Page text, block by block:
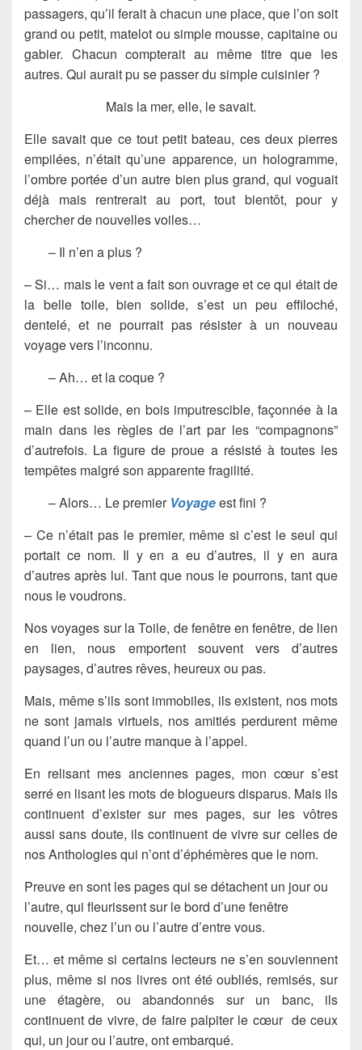
passagers, qu’il ferait à chacun une place, que l’on soit
grand ou petit, matelot ou simple mousse, capitaine ou
gabier. Chacun compterait au même titre que les
autres. Qui aurait pu se passer du simple cuisinier ?
Mais la mer, elle, le savait.
Elle savait que ce tout petit bateau, ces deux pierres
empilées, n’était qu’une apparence, un hologramme,
l’ombre portée d’un autre bien plus grand, qui voguait
déjà mais rentrerait au port, tout bientôt, pour y
chercher de nouvelles voiles…
– Il n’en a plus­ ?
– Si… mais le vent a fait son ouvrage et ce qui était de
la belle toile, bien solide, s’est un peu effiloché,
dentelé, et ne pourrait pas résister à un nouveau
voyage vers l’inconnu.
– Ah… et la coque ?
– Elle est solide, en bois imputrescible, façonnée à la
main dans les règles de l’art par les “compagnons”
d’autrefois. La figure de proue a résisté à toutes les
tempêtes malgré son apparente fragilité.
– Alors… Le premier Voyageest fini ?
– Ce n’était pas le premier, même si c’est le seul qui
portait ce nom. Il y en a eu d’autres, il y en aura
d’autres après lui. Tant que nous le pourrons, tant que
nous le voudrons.
Nos voyages sur la Toile, de fenêtre en fenêtre, de lien
en lien, nous emportent souvent vers d’autres
paysages, d’autres rêves, heureux ou pas.
Mais, même s’ils sont immobiles, ils existent, nos mots
ne sont jamais virtuels, nos amitiés perdurent même
quand l’un ou l’autre manque à l’appel.
En relisant mes anciennes pages, mon cœur s’est
serré en lisant les mots de blogueurs disparus. Mais ils
continuent d’exister sur mes pages, sur les vôtres
aussi sans doute, ils continuent de vivre sur celles de
nos Anthologies qui n’ont d’éphémères que le nom.
Preuve en sont les pages qui se détachent un jour ou
l’autre, qui fleurissent sur le bord d’une fenêtre
nouvelle, chez l’un ou l’autre d’entre vous.
Et… et même si certains lecteurs ne s’en souviennent
plus, même si nos livres ont été oubliés, remisés, sur
une étagère, ou abandonnés sur un banc, ils
continuent de vivre, de faire palpiter le cœur de ceux
qui, un jour ou l’autre, ont embarqué.